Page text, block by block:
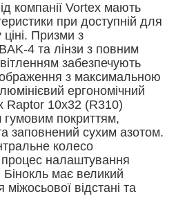
компанії Vortex мають
при доступній для
ціні. Призми з
4 та лінзи з повним
забезпечують
з максимальною
ергономічний
Raptor 10x32 (R310)
покриттям,
заповнений сухим азотом.
колесо
налаштування
має великий
відстані та